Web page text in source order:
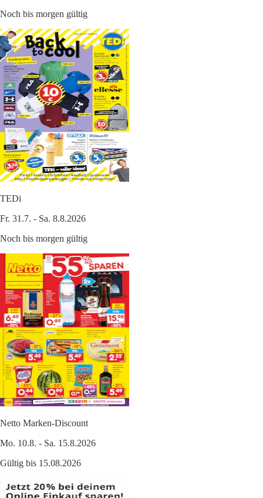
Noch bis morgen gültig
TEDi
Fr. 31.7. - Sa. 8.8.2026
Noch bis morgen gültig
Netto Marken-Discount
Mo. 10.8. - Sa. 15.8.2026
Gültig bis 15.08.2026